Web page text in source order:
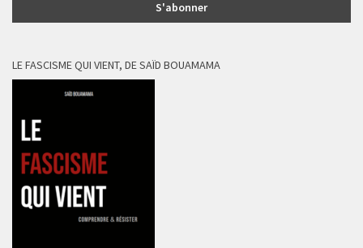
LE FASCISME QUI VIENT, DE SAÏD BOUAMAMA